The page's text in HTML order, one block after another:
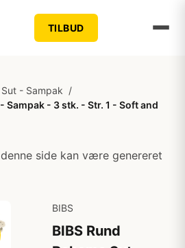
TILBUD
Sut - Sampak /
Sampak - 3 stk. - Str. 1 - Soft and
side kan være genereret
BIBS
BIBS Rund